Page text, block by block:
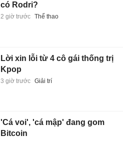
có Rodri?
2 giờ trước Thể thao
Lời xin lỗi từ 4 cô gái thống trị
Kpop
3 giờ trước Giải trí
'Cá voi', 'cá mập' đang gom
Bitcoin